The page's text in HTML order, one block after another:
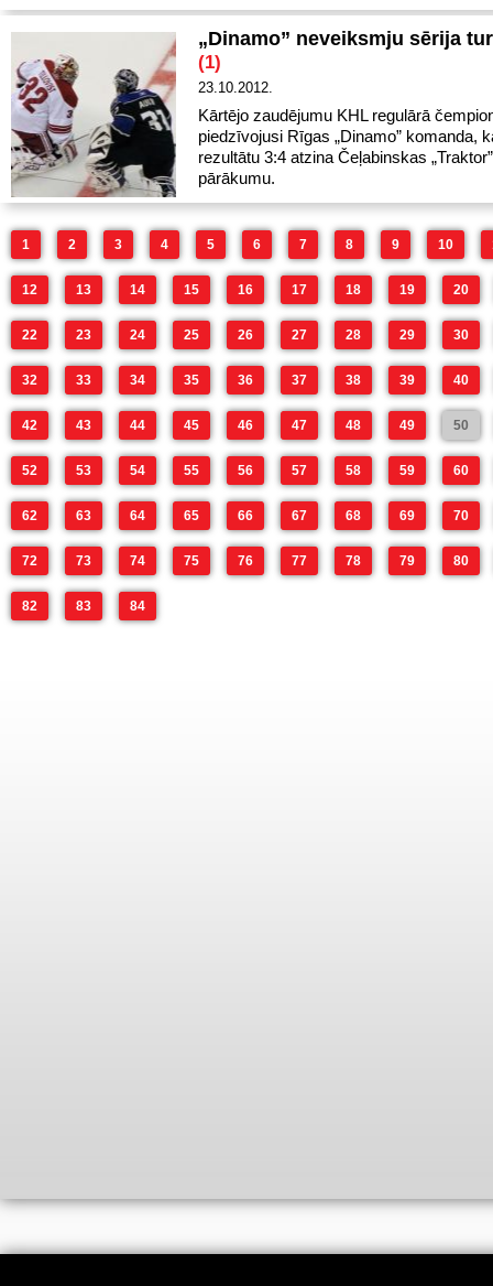
„Dinamo” neveiksmju sērija
(1)
23.10.2012.
Kārtējo zaudējumu KHL regulārā
piedzīvojusi Rīgas „Dinamo” komanda,
rezultātu 3:4 atzina Čeļabinskas „Traktor”
pārākumu.
1 2 3 4 5 6 7 8 9 10
12 13 14 15 16 17 18 19 20
22 23 24 25 26 27 28 29 30
32 33 34 35 36 37 38 39 40
42 43 44 45 46 47 48 49 50
52 53 54 55 56 57 58 59 60
62 63 64 65 66 67 68 69 70
72 73 74 75 76 77 78 79 80
82 83 84